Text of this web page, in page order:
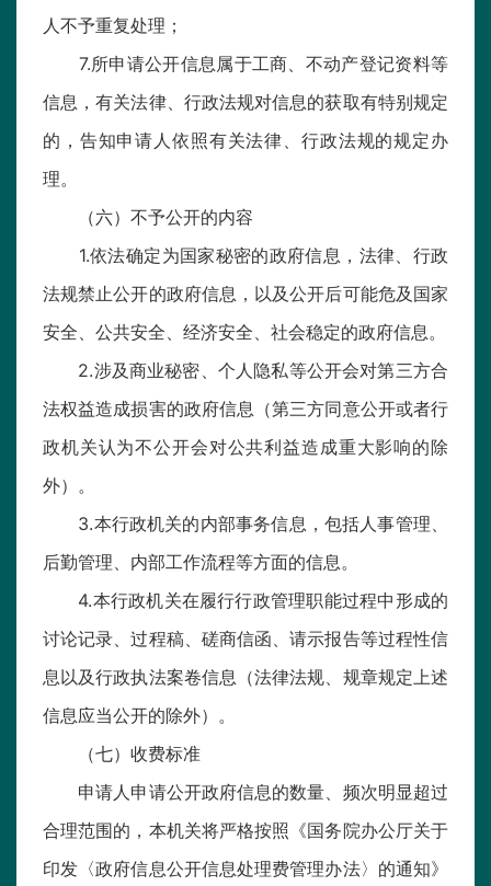
人不予重复处理；
7.所申请公开信息属于工商、不动产登记资料等
信息，有关法律、行政法规对信息的获取有特别规定
的，告知申请人依照有关法律、行政法规的规定办
理。
（六）不予公开的内容
1.依法确定为国家秘密的政府信息，法律、行政
法规禁止公开的政府信息，以及公开后可能危及国家
安全、公共安全、经济安全、社会稳定的政府信息。
2.涉及商业秘密、个人隐私等公开会对第三方合
法权益造成损害的政府信息（第三方同意公开或者行
政机关认为不公开会对公共利益造成重大影响的除
外）。
3.本行政机关的内部事务信息，包括人事管理、
后勤管理、内部工作流程等方面的信息。
4.本行政机关在履行行政管理职能过程中形成的
讨论记录、过程稿、磋商信函、请示报告等过程性信
息以及行政执法案卷信息（法律法规、规章规定上述
信息应当公开的除外）。
（七）收费标准
申请人申请公开政府信息的数量、频次明显超过
合理范围的，本机关将严格按照《国务院办公厅关于
印发〈政府信息公开信息处理费管理办法〉的通知》